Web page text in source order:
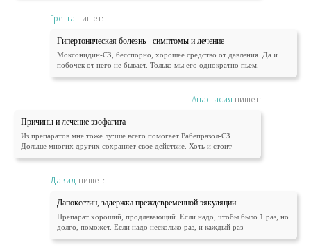
Гретта пишет:
Гипертоническая болезнь - симптомы и лечение
Моксонидин-СЗ, бесспорно, хорошее средство от давления. Да и
побочек от него не бывает. Только мы его однократно пьем.
Анастасия пишет:
Причины и лечение эзофагита
Из препаратов мне тоже лучше всего помогает Рабепразол-СЗ.
Дольше многих других сохраняет свое действие. Хоть и стоит
Давид пишет:
Дапоксетин, задержка преждевременной эякуляции
Препарат хороший, продлевающий. Если надо, чтобы было 1 раз, но
долго, поможет. Если надо несколько раз, и каждый раз